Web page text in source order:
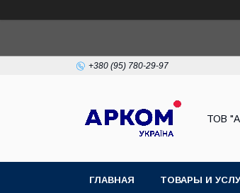
+380 (95) 780-29-97
ТОВ
ГЛАВНАЯ ТОВАРЫ И